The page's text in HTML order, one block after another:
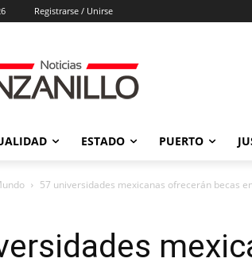
Registrarse / Unirse
ESTADO PUERTO
​57 universidades mexicanas ofrecerán becas